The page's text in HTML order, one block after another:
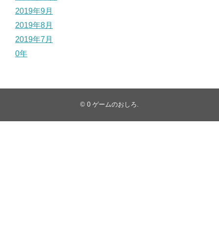
2019年9月
2019年8月
2019年7月
0年
© 0 ゲームのおしろ.